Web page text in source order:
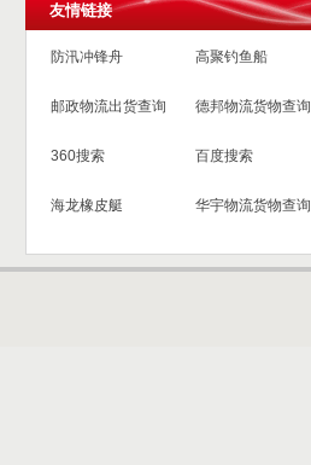
友情链接
防汛冲锋舟 高聚钓鱼船
邮政物流出货查询 德邦物流货物查询
360搜索 百度搜索
海龙橡皮艇 华宇物流货物查询